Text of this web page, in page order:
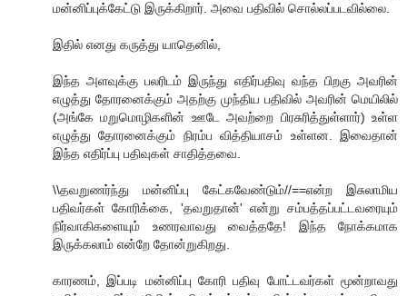
மன்னிப்புக்கேட்டு இருக்கிறார். அவை பதிவில் சொல்லப்படவில்லை.
இதில் எனது கருத்து யாதெனில்,
இந்த அளவுக்கு பலரிடம் இருந்து எதிர்பதிவு வந்த பிறகு அவரின்
எழுத்து தோரனைக்கும் அதற்கு முந்திய பதிவில் அவரின் மெயிலில்
(அங்கே மறுமொழிகளின் ஊடே அவற்றை பிரசுரித்துள்ளார்) உள்ள
எழுத்து தோரனைக்கும் நிரம்ப வித்தியாசம் உள்ளன. இவைதான்
இந்த எதிர்ப்பு பதிவுகள் சாதித்தவை.
\\தவறுணர்ந்து மன்னிப்பு கேட்கவேண்டும்//==என்ற இசுலாமிய
பதிவர்கள் கோரிக்கை, 'தவறுதான்' என்று சம்பத்தப்பட்டவரையும்
நிர்வாகிகளையும் உணரவாவது வைத்ததே! இந்த நோக்கமாக
இருக்கலாம் என்றே தோன்றுகிறது.
காரணம், இப்படி மன்னிப்பு கோரி பதிவு போட்டவர்கள் மூன்றாவது